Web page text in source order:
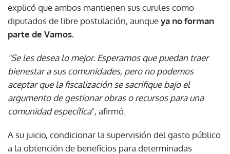
explicó que ambos mantienen sus curules como
diputados de libre postulación, aunqueya no forman
parte de Vamos.
"Se les desea lo mejor. Esperamos que puedan traer
bienestar a sus comunidades, pero no podemos
aceptar que la fiscalización se sacrifique bajo el
argumento de gestionar obras o recursos para una
comunidad específica", afirmó.
A su juicio, condicionar la supervisión del gasto público
a la obtención de beneficios para determinadas